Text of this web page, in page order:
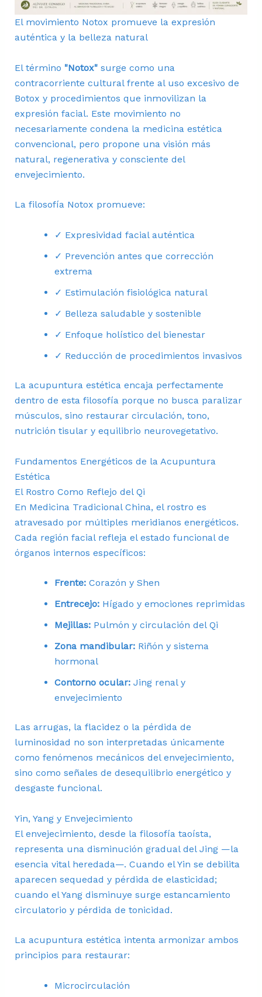
El movimiento Notox promueve la expresión
auténtica y la belleza natural
El término "Notox"surge como una
contracorriente cultural frente al uso excesivo de
Botox y procedimientos que inmovilizan la
expresión facial. Este movimiento no
necesariamente condena la medicina estética
convencional, pero propone una visión más
natural, regenerativa y consciente del
envejecimiento.
La filosofía Notox promueve:
✓ Expresividad facial auténtica
✓ Prevención antes que corrección
extrema
✓ Estimulación fisiológica natural
✓ Belleza saludable y sostenible
✓ Enfoque holístico del bienestar
✓ Reducción de procedimientos invasivos
La acupuntura estética encaja perfectamente
dentro de esta filosofía porque no busca paralizar
músculos, sino restaurar circulación, tono,
nutrición tisular y equilibrio neurovegetativo.
Fundamentos Energéticos de la Acupuntura
Estética
El Rostro Como Reflejo del Qi
En Medicina Tradicional China, el rostro es
atravesado por múltiples meridianos energéticos.
Cada región facial refleja el estado funcional de
órganos internos específicos:
Frente:Corazón y Shen
Entrecejo:Hígado y emociones reprimidas
Mejillas:Pulmón y circulación del Qi
Zona mandibular:Riñón y sistema
hormonal
Contorno ocular:Jing renal y
envejecimiento
Las arrugas, la flacidez o la pérdida de
luminosidad no son interpretadas únicamente
como fenómenos mecánicos del envejecimiento,
sino como señales de desequilibrio energético y
desgaste funcional.
Yin, Yang y Envejecimiento
El envejecimiento, desde la filosofía taoísta,
representa una disminución gradual del Jing —la
esencia vital heredada—. Cuando el Yin se debilita
aparecen sequedad y pérdida de elasticidad;
cuando el Yang disminuye surge estancamiento
circulatorio y pérdida de tonicidad.
La acupuntura estética intenta armonizar ambos
principios para restaurar:
Microcirculación